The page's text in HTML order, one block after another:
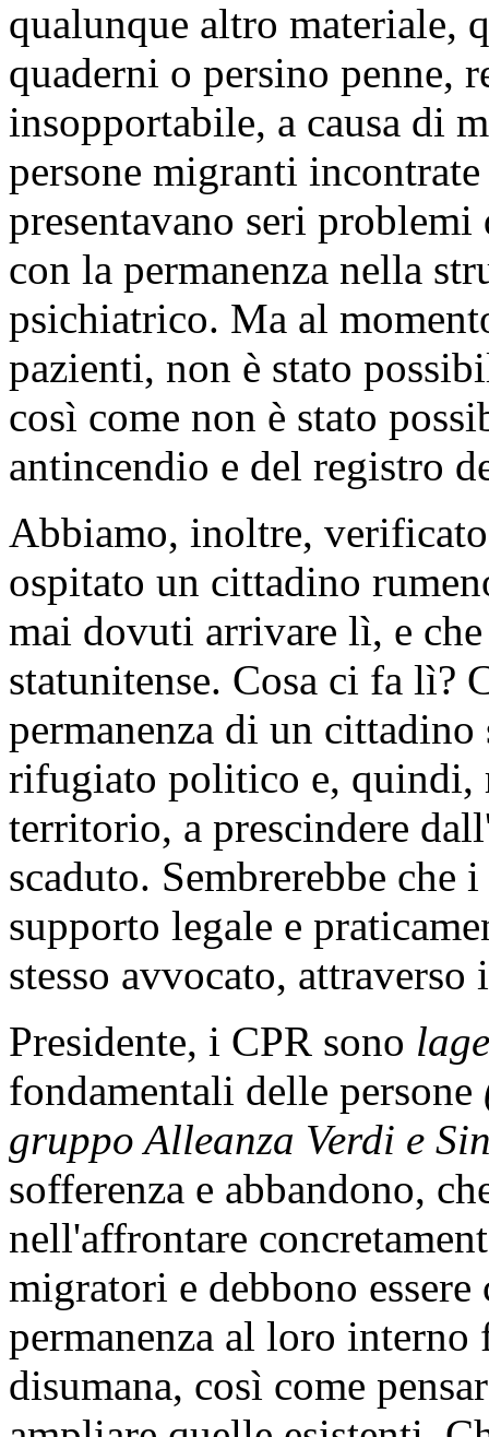
Il CPR di Macomer, che
un medico e ad un
No ai CPR e
segnalazioni e di gravi
massima sicurezza, che,
ospitare gli stranieri in
presenta gravi
struttura è articolata in 3
50 persone, che
senza spazi comuni
qualunque altro
quaderni o persino penne,
insopportabile, a causa di
persone migranti
presentavano seri
con la permanenza nella
psichiatrico. Ma al
pazienti, non è stato
così come non è stato
antincendio e del registro
Abbiamo, inoltre,
ospitato un cittadino
mai dovuti arrivare lì, e
statunitense. Cosa ci fa lì?
permanenza di un
rifugiato politico e, quindi,
territorio, a prescindere
scaduto. Sembrerebbe che
supporto legale e